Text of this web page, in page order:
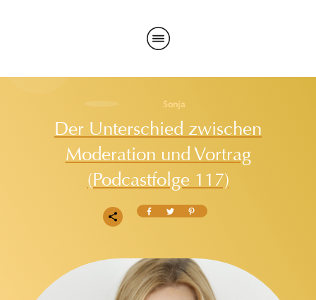
Sonja
Der Unterschied zwischen
Moderation und Vortrag
(Podcastfolge 117)